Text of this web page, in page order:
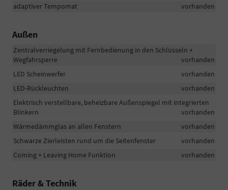
adaptiver Tempomat
vorhanden
Außen
Zentralverriegelung mit Fernbedienung in den Schlüsseln +
Wegfahrsperre
vorhanden
LED Scheinwerfer
vorhanden
LED-Rückleuchten
vorhanden
Elektrisch verstellbare, beheizbare Außenspiegel mit integrierten
Blinkern
vorhanden
Wärmedämmglas an allen Fenstern
vorhanden
Schwarze Zierleisten rund um die Seitenfenster
vorhanden
Coming + Leaving Home Funktion
vorhanden
Räder & Technik